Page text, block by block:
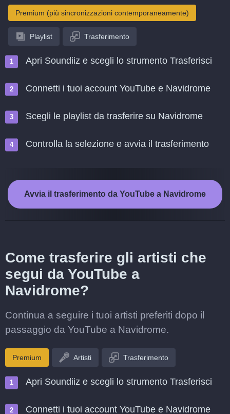
Premium (più sincronizzazioni contemporaneamente)
Playlist Trasferimento
Apri Soundiiz e scegli lo strumento Trasferisci
Connetti i tuoi account YouTube e Navidrome
Scegli le playlist da trasferire su Navidrome
Controlla la selezione e avvia il trasferimento
Avvia il trasferimento da YouTube a Navidrome
Come trasferire gli artisti che
segui da YouTube a
Navidrome?
Continua a seguire i tuoi artisti preferiti dopo il
passaggio da YouTube a Navidrome.
Premium Artisti Trasferimento
Apri Soundiiz e scegli lo strumento Trasferisci
Connetti i tuoi account YouTube e Navidrome